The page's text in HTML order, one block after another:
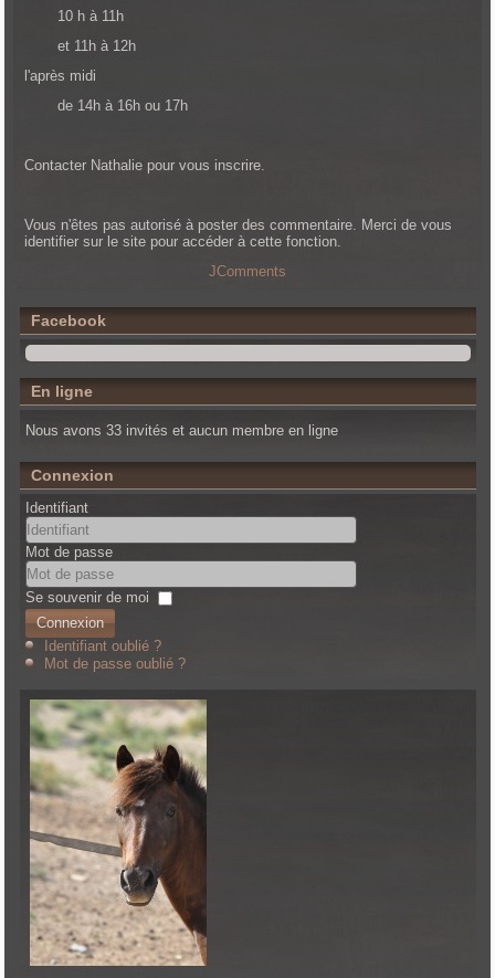
10 h à 11h
et 11h à 12h
l'après midi
de 14h à 16h ou 17h
Contacter Nathalie pour vous inscrire.
Vous n'êtes pas autorisé à poster des commentaire. Merci de vous
identifier sur le site pour accéder à cette fonction.
JComments
Facebook
En ligne
Nous avons 33 invités et aucun membre en ligne
Connexion
Identifiant
Mot de passe
Se souvenir de moi
Connexion
Identifiant oublié ?
Mot de passe oublié ?